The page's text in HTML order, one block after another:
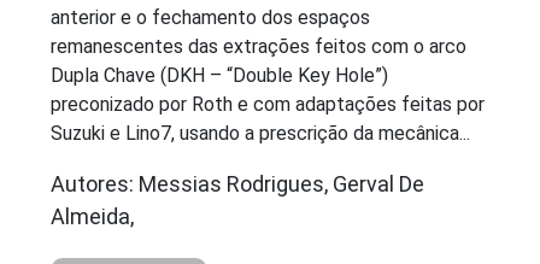
anterior e o fechamento dos espaços
remanescentes das extrações feitos com o arco
Dupla Chave (DKH – “Double Key Hole”)
preconizado por Roth e com adaptações feitas por
Suzuki e Lino7, usando a prescrição da mecânica...
Autores: Messias Rodrigues, Gerval De
Almeida,